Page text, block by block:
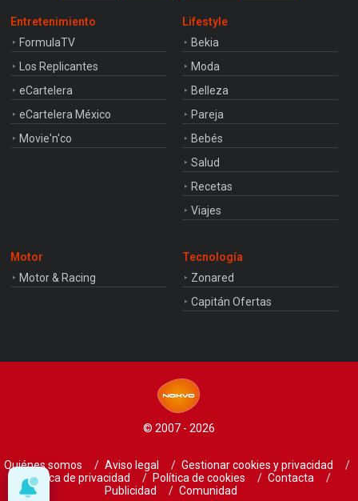
Entretenimiento
FormulaTV
Los Replicantes
eCartelera
eCartelera México
Movie'n'co
Lifestyle
Bekia
Moda
Belleza
Pareja
Bebés
Salud
Recetas
Viajes
Motor
Motor & Racing
Tecnología
Zonared
Capitán Ofertas
© 2007 - 2026
Quiénes somos Aviso legal
Gestionar cookies y privacidad
Política de privacidad
Política de cookies
Contacta
Publicidad
Comunidad